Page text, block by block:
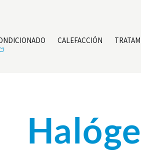
CALEFACCIÓN